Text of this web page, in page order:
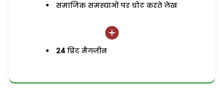
समाजिक समस्याओं पर चोट करते लेख
24 प्रिंट मैगजीन